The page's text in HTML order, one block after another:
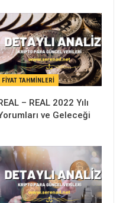
FIYAT TAHMINLERI
– REAL 2022 Yılı
ve Geleceği